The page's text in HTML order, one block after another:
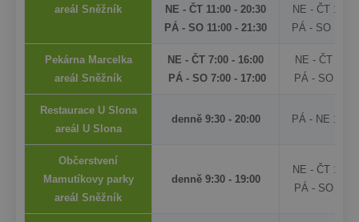
areál Sněžník
NE - ČT 11:00 - 20:30
PÁ - SO 11:00 - 21:30
NE - ČT
PÁ - SO
Pekárna Marcelka
areál Sněžník
NE - ČT 7:00 - 16:00
PÁ - SO 7:00 - 17:00
NE - ČT 7:00
PÁ - SO 7:00
Restaurace U Slona
areál U Slona
denně 9:30 - 20:00 PÁ - NE
Občerstvení
Mamutíkovy parky
areál Sněžník
denně 9:30 - 19:00
NE - ČT
PÁ - SO 9:30